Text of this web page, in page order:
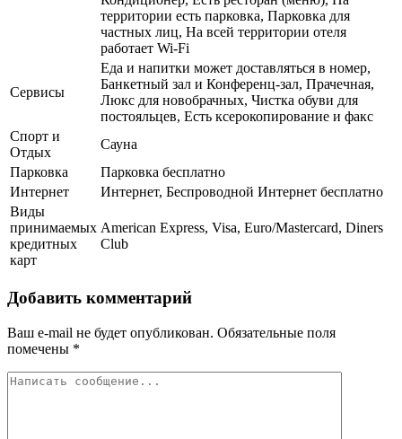
территории есть парковка, Парковка для
частных лиц, На всей территории отеля
работает Wi-Fi
Сервисы
Еда и напитки может доставляться в номер,
Банкетный зал и Конференц-зал, Прачечная,
Люкс для новобрачных, Чистка обуви для
постояльцев, Есть ксерокопирование и факс
Спорт и
Отдых
Сауна
Парковка
Парковка бесплатно
Интернет
Интернет, Беспроводной Интернет бесплатно
Виды
принимаемых
кредитных
карт
American Express, Visa, Euro/Mastercard, Diners
Club
Добавить комментарий
Ваш e-mail не будет опубликован. Обязательные поля
помечены *